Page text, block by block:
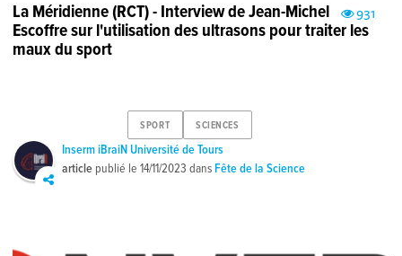
931
La Méridienne (RCT) - Interview de Jean-Michel
Escoffre sur l'utilisation des ultrasons pour traiter les
maux du sport
SPORT SCIENCES
Inserm iBraiN Université de Tours
article publié le14/11/2023 dansFête de la Science